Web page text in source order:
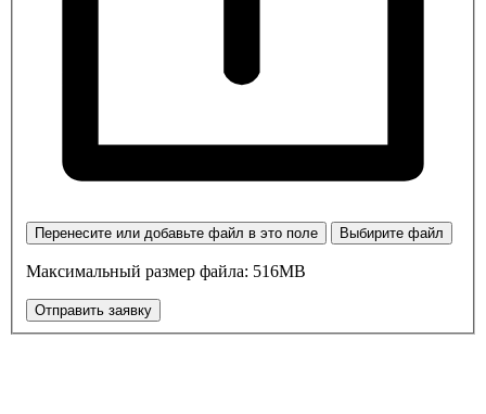
Перенесите или добавьте файл в это поле Выбирите файл
Максимальный размер файла: 516MB
Отправить заявку